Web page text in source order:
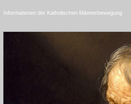
Informationen der Katholischen Männerbewegung